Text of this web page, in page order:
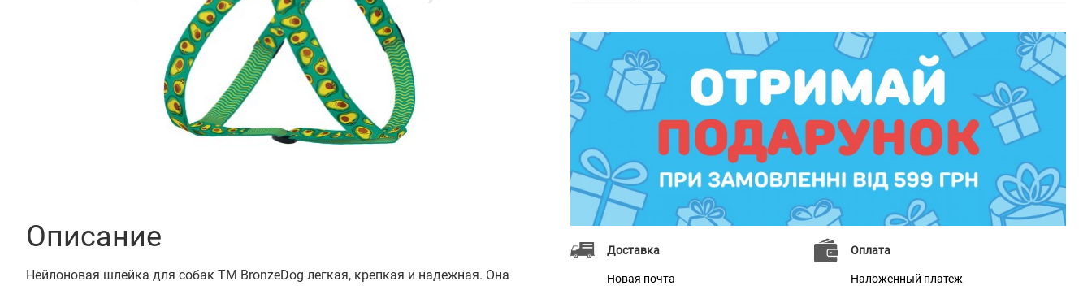
Описание
Нейлоновая шлейка для собак ТМ BronzeDog легкая, крепкая и надежная. Она
Доставка
Новая почта
Оплата
Наложенный платеж